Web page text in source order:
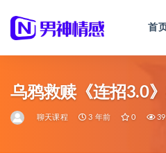
首页
乌鸦救赎《连招3.0
聊天课程 3 年前 0 39